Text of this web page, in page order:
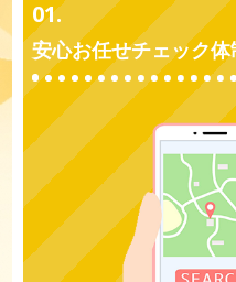
01.
安心お任せチェック